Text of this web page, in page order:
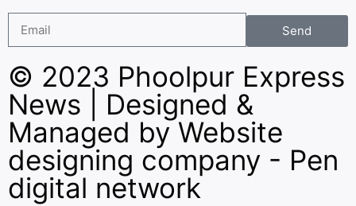
Send
© 2023 Phoolpur Express
News | Designed &
Managed byWebsite
designing company - Pen
digital network